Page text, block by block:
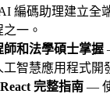
編碼助理建立全
一。
師和法學碩士掌握
工智慧應用程式開
完整指南 —